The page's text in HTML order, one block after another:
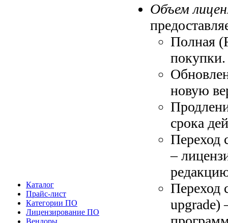
Каталог
Прайс-лист
Категории ПО
Лицензирование ПО
Вендоры
Объем
Полная
покупки.
новую
срока
Переход
–
Переход
upgrade)